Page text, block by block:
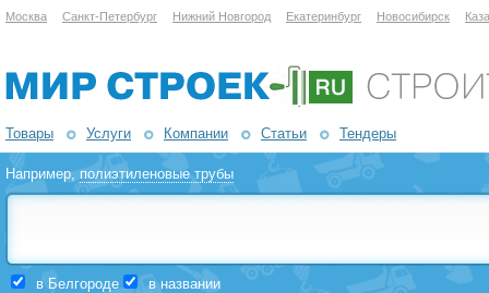
Москва Санкт-Петербург Нижний Новгород Екатеринбург Новосибирск
Товары Услуги Компании Статьи Тендеры
Например,полиэтиленовые трубы
в Белгороде в названии